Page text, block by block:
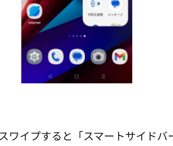
ワイプすると「スマートサイドバ